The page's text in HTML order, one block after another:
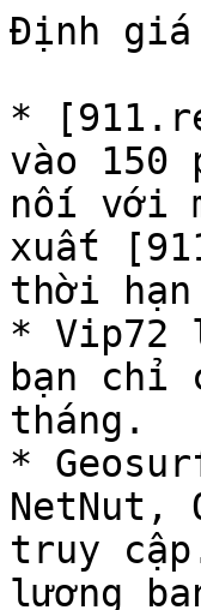
Định giá
*
vào
nối với
xuất
thời hạn
* Vip72
bạn chỉ
tháng.
*
NetNut,
truy
lượng